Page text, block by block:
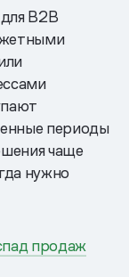
B2B
периоды
чаще
нужно
продаж